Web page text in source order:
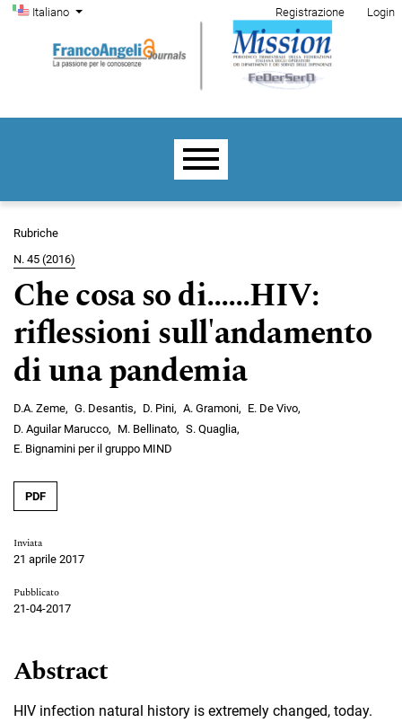
Salta al menu principale di navigazione
Salta al contenuto principale
Salta al piè di pagina del sito
Cambia la lingua. La lingua corrente è:
Italiano
Menu di amministrazione
Registrazione Login
Menu principale
Rubriche
N. 45 (2016)
Che cosa so di......HIV:
riflessioni sull'andamento
di una pandemia
D.A. Zeme G. Desantis D. Pini A. Gramoni
E. De Vivo
D. Aguilar Marucco
M. Bellinato
S. Quaglia
E. Bignamini per il gruppo MIND
PDF
Inviata
21 aprile 2017
Pubblicato
21-04-2017
Abstract
HIV infection natural history is extremely changed, today.